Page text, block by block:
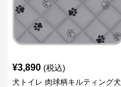
¥3,890 (税込)
犬トイレ 肉球柄キルティング犬